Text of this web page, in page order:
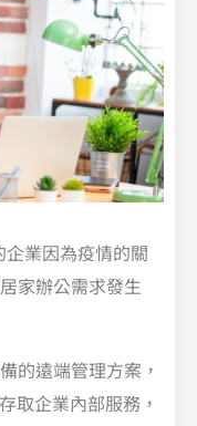
企業因為疫情的關
家辦公需求發生
的遠端管理方案，
取企業內部服務，